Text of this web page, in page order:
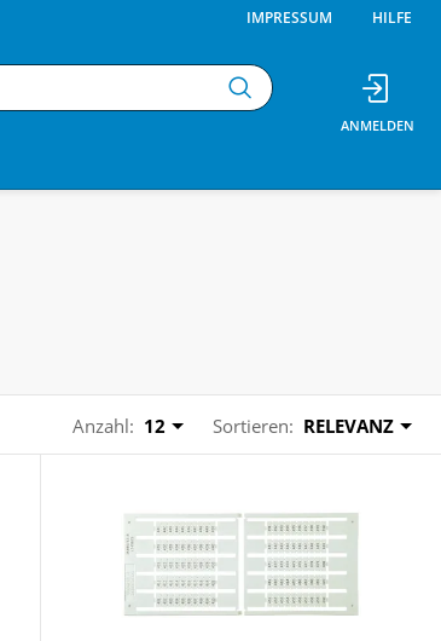
IMPRESSUM HILFE
Anzahl: 12 Sortieren: RELEVANZ